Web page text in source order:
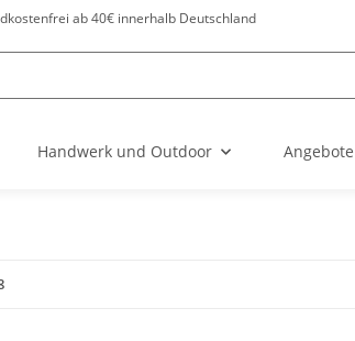
ab 40€ innerhalb Deutschland
Handwerk und Outdoor Angebote